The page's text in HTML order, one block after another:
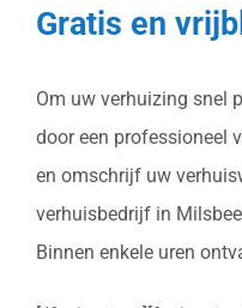
Gratis en
Om uw verhuizing snel
door een professioneel
en omschrijf uw
verhuisbedrijf in
Binnen enkele uren